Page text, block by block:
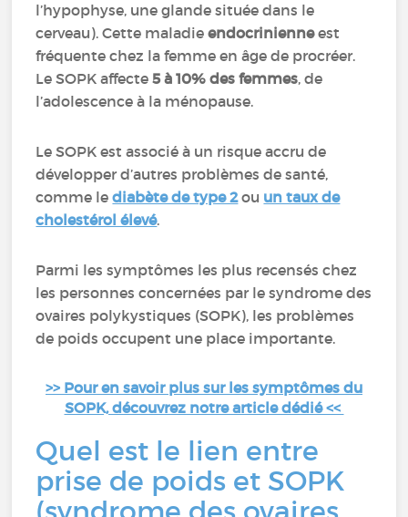
l’hypophyse, une glande située dans le
cerveau). Cette maladieendocrinienneest
fréquente chez la femme en âge de procréer.
Le SOPK affecte5 à 10% des femmes, de
l’adolescence à la ménopause.
Le SOPK est associé à un risque accru de
développer d’autres problèmes de santé,
comme lediabète de type 2ou un taux de
cholestérol élevé.
Parmi les symptômes les plus recensés chez
les personnes concernées par le syndrome des
ovaires polykystiques (SOPK), les problèmes
de poids occupent une place importante.
>> Pour en savoir plus sur les symptômes du
SOPK, découvrez notre article dédié <<
Quel est le lien entre
prise de poids et SOPK